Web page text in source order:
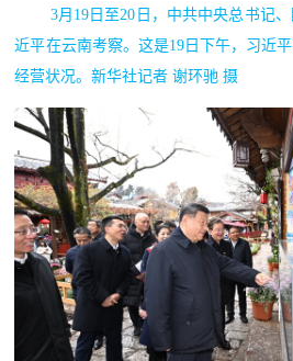
3月19日至20日，中共中央总书记
近平在云南考察。这是19日下午，习近
经营状况。新华社记者 谢环驰 摄